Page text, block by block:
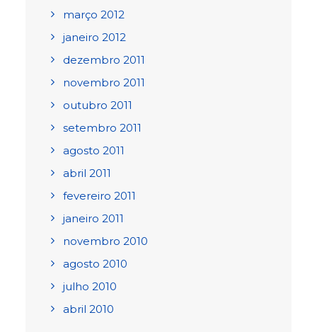
março 2012
janeiro 2012
dezembro 2011
novembro 2011
outubro 2011
setembro 2011
agosto 2011
abril 2011
fevereiro 2011
janeiro 2011
novembro 2010
agosto 2010
julho 2010
abril 2010